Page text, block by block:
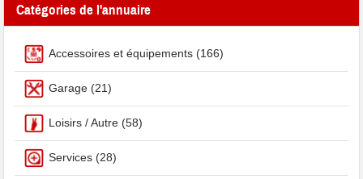
Catégories de l'annuaire
Accessoires et équipements (166)
Garage (21)
Loisirs / Autre (58)
Services (28)